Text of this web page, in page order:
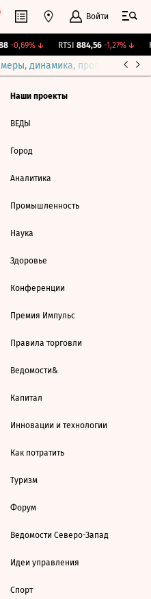
Войти
-0,69%↓ RTSI 884,56 -1,27%↓
динамика, прогнозы
Наши проекты
ВЕДЫ
Город
Аналитика
Промышленность
Наука
Здоровье
Конференции
Премия Импульс
Правила торговли
Ведомости&
Капитал
Инновации и технологии
Как потратить
Туризм
Форум
Ведомости Северо-Запад
Идеи управления
Спорт